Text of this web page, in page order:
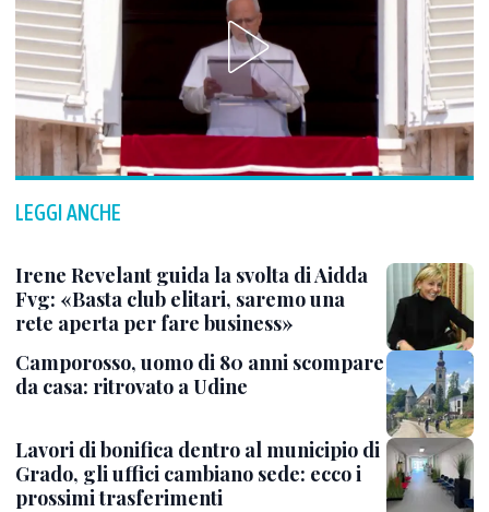
LEGGI ANCHE
Irene Revelant guida la svolta di Aidda
Fvg: «Basta club elitari, saremo una
rete aperta per fare business»
Camporosso, uomo di 80 anni scompare
da casa: ritrovato a Udine
Lavori di bonifica dentro al municipio di
Grado, gli uffici cambiano sede: ecco i
prossimi trasferimenti